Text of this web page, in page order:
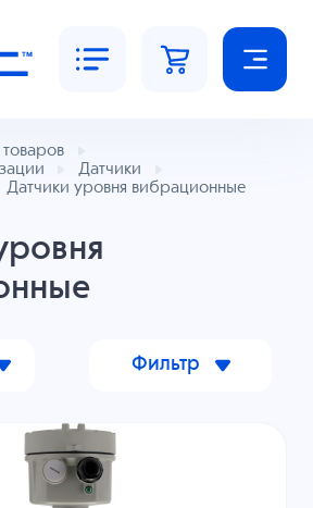
товаров
Датчики
Датчики уровня вибрационные
Фильтр